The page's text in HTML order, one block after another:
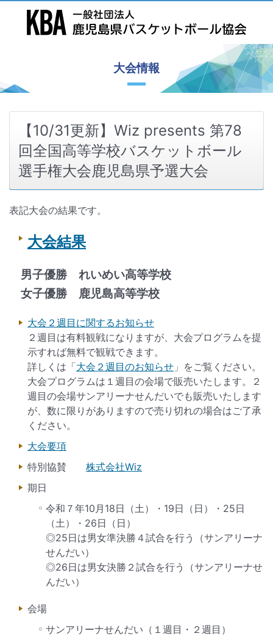
大会情報
【10/31更新】Wiz presents 第78
回全国高等学校バスケットボール
選手権大会鹿児島県予選大会
表記大会の結果です。
大会結果
男子優勝 れいめい高等学校
女子優勝 鹿児島高等学校
大会２週目に関するお知らせ
２週目は有料観戦になりますが、大会プログラムを提
示すれば無料で観戦できます。
詳しくは「大会２週目のお知らせ 」をご覧ください。
大会プログラムは１週目の会場で販売いたします。２
週目の会場サンアリーナせんだいでも販売いたします
が、 数に限りがありますので売り切れの場合はご了承
ください。
大会要項
特別協賛 株式会社Wiz
期日
令和７年10月18日（土）・19日（日）・25日
（土）・26日（日）
◎25日は男女準決勝４試合を行う（サンアリーナ
せんだい）
◎26日は男女決勝２試合を行う（サンアリーナせ
んだい）
会場
サンアリーナせんだい（１週目・２週目）